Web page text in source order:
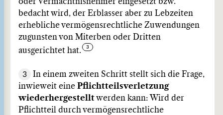
bedacht wird, der Erblasser aber zu Lebzeiten
erhebliche vermögensrechtliche Zuwendungen
zugunsten von Miterben oder Dritten
ausgerichtet hat.
3
In einem zweiten Schritt stellt sich die Frage,
inwieweit eine Pflichtteilsverletzung
wiederhergestelltwerden kann: Wird der
Pflichtteil durch vermögensrechtliche